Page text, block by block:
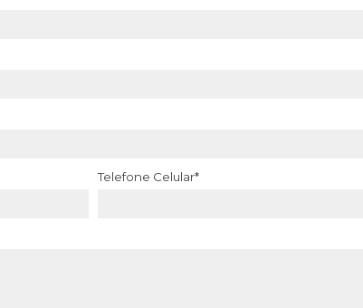
Telefone Celular*